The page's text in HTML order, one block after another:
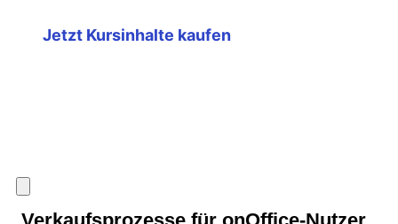
Jetzt Kursinhalte kaufen